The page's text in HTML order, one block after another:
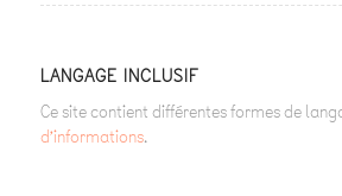
LANGAGE INCLUSIF
Ce site contient différentes formes de
d’informations.